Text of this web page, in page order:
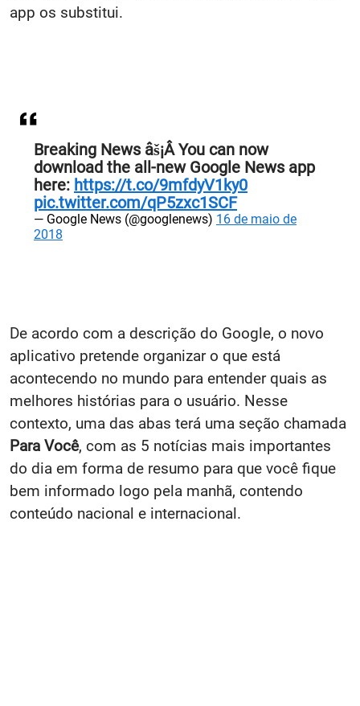
app os substitui.
Breaking News âš¡Â You can now
download the all-new Google News app
here: https://t.co/9mfdyV1ky0
pic.twitter.com/qP5zxc1SCF
— Google News (@googlenews) 16 de maio de
2018
De acordo com a descrição do Google, o novo
aplicativo pretende organizar o que está
acontecendo no mundo para entender quais as
melhores histórias para o usuário. Nesse
contexto, uma das abas terá uma seção chamada
Para Você, com as 5 notícias mais importantes
do dia em forma de resumo para que você fique
bem informado logo pela manhã, contendo
conteúdo nacional e internacional.